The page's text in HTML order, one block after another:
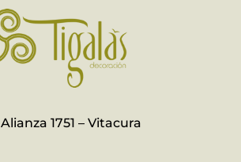
Alianza 1751 – Vitacura